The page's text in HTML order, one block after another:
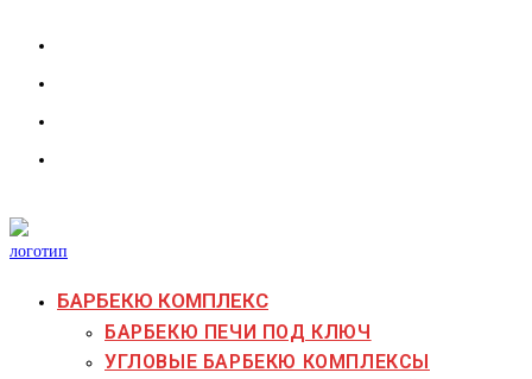
БАРБЕКЮ КОМПЛЕКС
БАРБЕКЮ ПЕЧИ ПОД КЛЮЧ
УГЛОВЫЕ БАРБЕКЮ КОМПЛЕКСЫ